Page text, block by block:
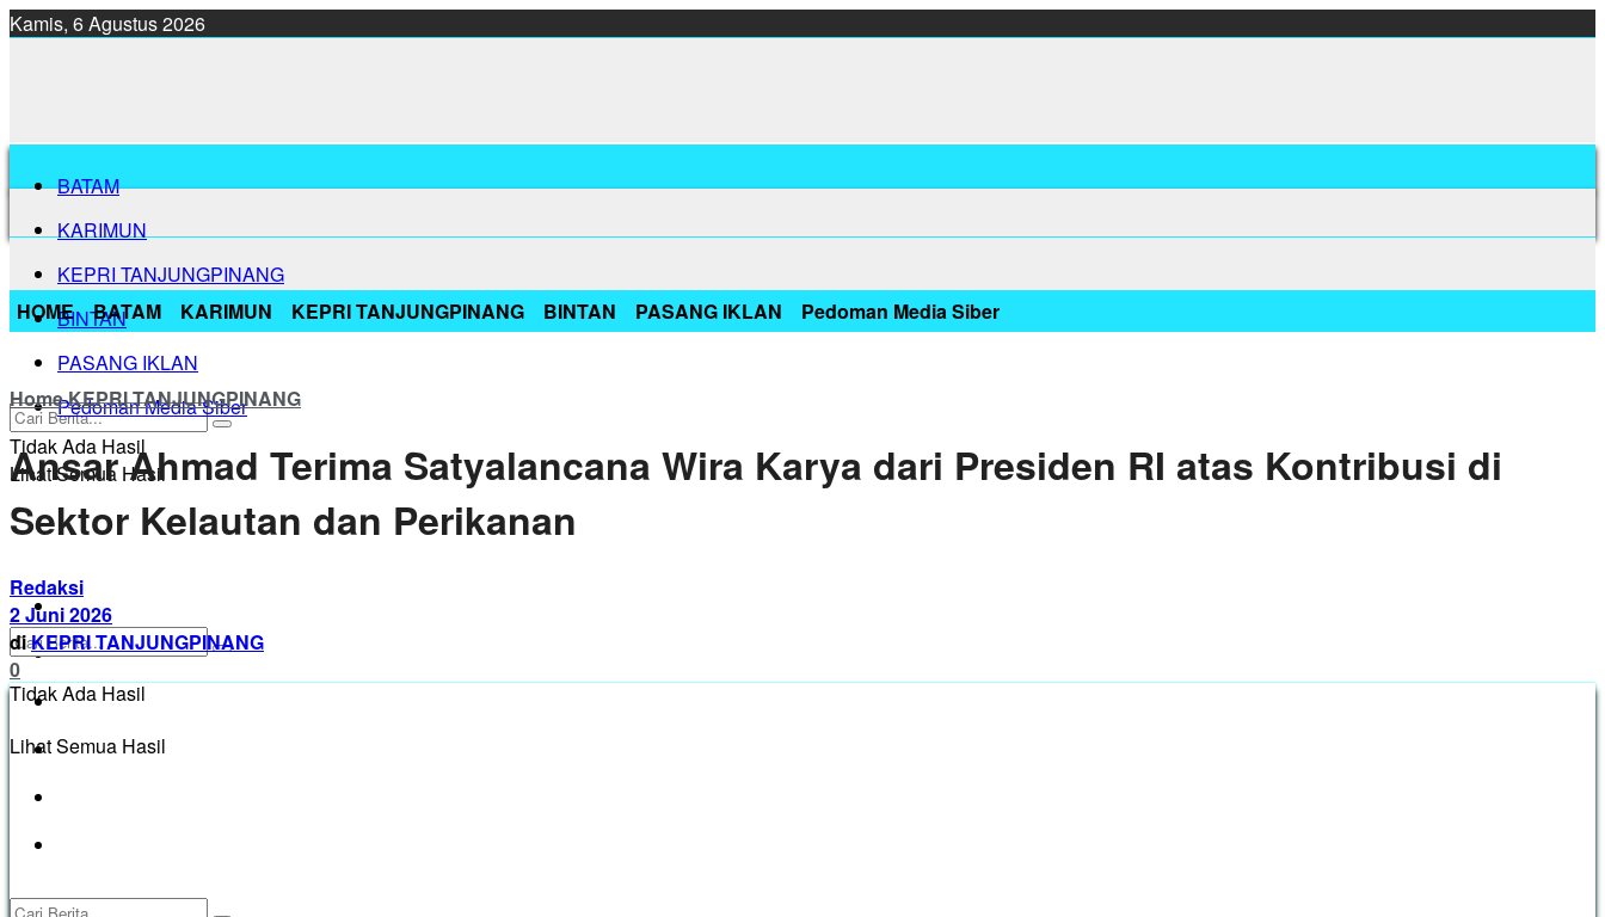
Kamis, 6 Agustus 2026
Tidak Ada Hasil
Lihat Semua Hasil
BATAM
KARIMUN
KEPRI TANJUNGPINANG
BINTAN
PASANG IKLAN
Pedoman Media Siber
BATAM
KARIMUN
KEPRI TANJUNGPINANG
BINTAN
Tidak Ada Hasil
Lihat Semua Hasil
HOME BATAM KARIMUN KEPRI TANJUNGPINANG BINTAN PASANG IKLAN Pedoman Media Siber
HomeKEPRI TANJUNGPINANG
Ansar Ahmad Terima Satyalancana Wira Karya dari Presiden RI atas Kontribusi di
Sektor Kelautan dan Perikanan
Redaksi
2 Juni 2026
diKEPRI TANJUNGPINANG
0